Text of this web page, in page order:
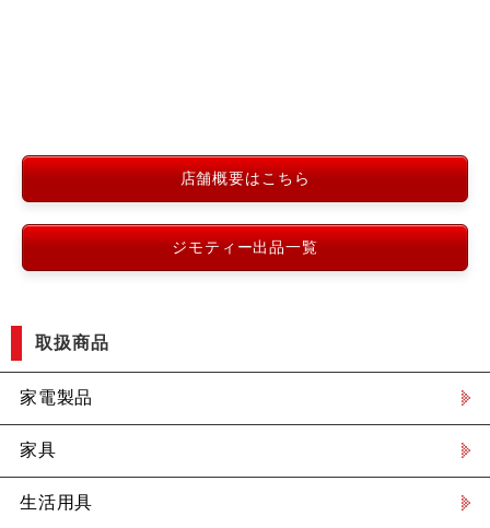
店舗概要はこちら
ジモティー出品一覧
取扱商品
家電製品
家具
生活用具